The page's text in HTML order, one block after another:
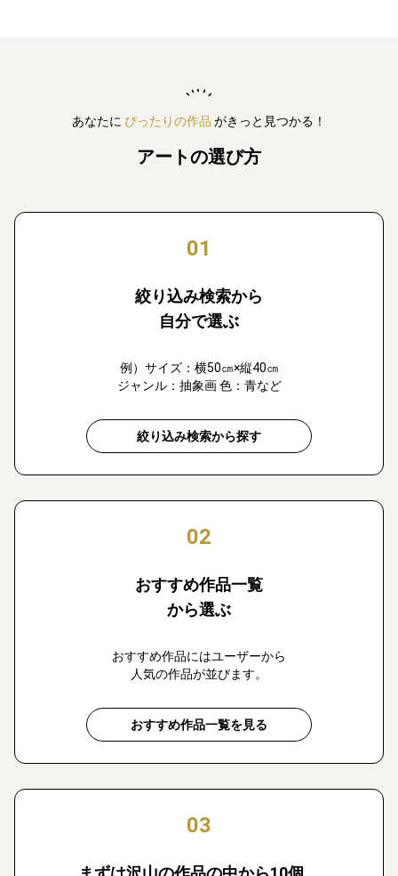
あなたに ぴったりの作品 がきっと見つかる！
アートの選び方
01
絞り込み検索から
自分で選ぶ
例）サイズ：横50㎝×縦40㎝
ジャンル：抽象画 色：青など
絞り込み検索から探す
02
おすすめ作品一覧
から選ぶ
おすすめ作品にはユーザーから
人気の作品が並びます。
おすすめ作品一覧を見る
03